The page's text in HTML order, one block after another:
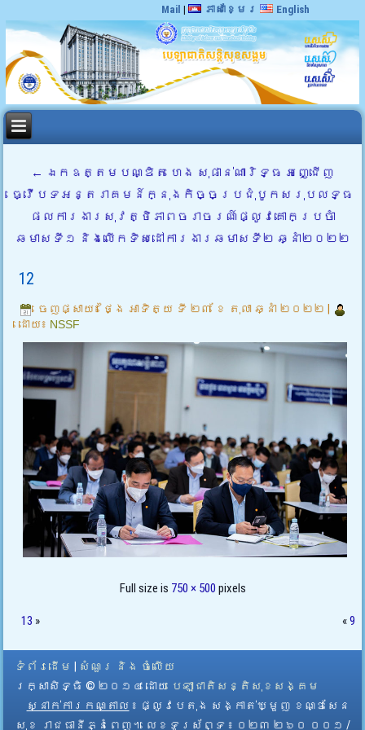
Mail | ភាសាខ្មែរ English
← ឯកឧត្តមបណ្ឌិត ហេង សុផាន់ណារិទ្ធ អញ្ជើញ
ធ្វើបទអន្តរាគមន៍ក្នុងកិច្ចប្រជុំបូកសរុបលទ្ធ
ផលការងារសុវត្ថិភាពចរាចរណ៍ផ្លូវគោកប្រចាំ
ឆមាសទី១ និងលើកទិសដៅការងារឆមាសទី២ ឆ្នាំ២០២២
12
ចេញផ្សាយ៖ ថ្ងៃ អាទិត្យ ទី ២៣ ខែ តុលា ឆ្នាំ ២០២២
ដោយ៖ NSSF
Full size is 750 × 500 pixels
13 » «9
ទំព័រដើម
សំណួរ និង ចំលើយ
រក្សាសិទ្ធិ © ២០១៤ ដោយ​ បេឡាជាតិសន្តិសុខសង្គម
ស្នាក់ការកណ្តាល ៖ ផ្លូវបេតុង សង្កាត់ឃ្មួញ ខណ្ឌសែន
សុខ រាជធានីភ្នំពេញ។ លេខទូរស័ព្ទ ៖ ០២៣ ២៦០ ០០១ /